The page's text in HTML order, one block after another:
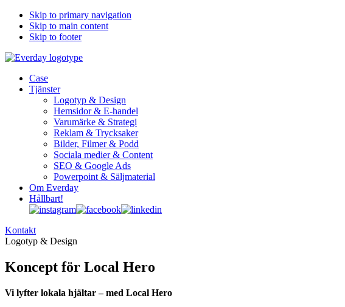
Skip to primary navigation
Skip to main content
Skip to footer
Case
Tjänster
Logotyp & Design
Hemsidor & E-handel
Varumärke & Strategi
Reklam & Trycksaker
Bilder, Filmer & Podd
Sociala medier & Content
SEO & Google Ads
Powerpoint & Säljmaterial
Om Everday
Hållbart!
Kontakt
Logotyp & Design
Koncept för Local Hero
Vi lyfter lokala hjältar – med Local Hero